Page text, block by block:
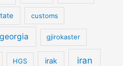
customs
georgia gjirokaster
HGS irak iran